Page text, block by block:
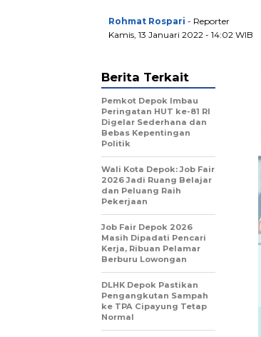
Rohmat Rospari - Reporter
Kamis, 13 Januari 2022 - 14:02 WIB
Berita Terkait
Pemkot Depok Imbau
Peringatan HUT ke-81 RI
Digelar Sederhana dan
Bebas Kepentingan
Politik
Wali Kota Depok: Job Fair
2026 Jadi Ruang Belajar
dan Peluang Raih
Pekerjaan
Job Fair Depok 2026
Masih Dipadati Pencari
Kerja, Ribuan Pelamar
Berburu Lowongan
DLHK Depok Pastikan
Pengangkutan Sampah
ke TPA Cipayung Tetap
Normal